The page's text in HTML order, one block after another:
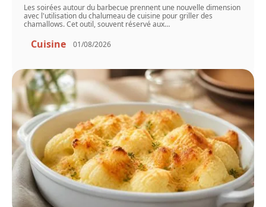
Les soirées autour du barbecue prennent une nouvelle dimension
avec l'utilisation du chalumeau de cuisine pour griller des
chamallows. Cet outil, souvent réservé aux…
Cuisine 01/08/2026